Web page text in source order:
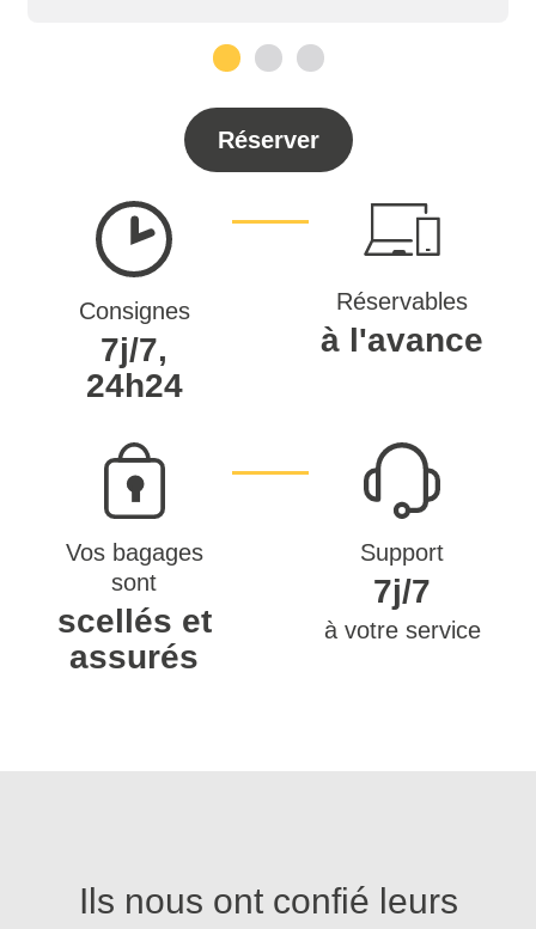
Réserver
Consignes
7j/7,
24h24
Réservables
à l'avance
Vos bagages
sont
scellés et
assurés
Support
7j/7
à votre service
Ils nous ont confié leurs